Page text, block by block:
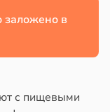
заложено в
с пищевыми